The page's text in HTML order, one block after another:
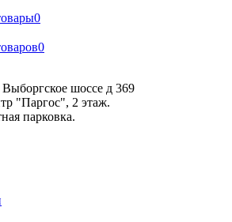
0
0
Выборгское шоссе д 369
"Паргос", 2 этаж.
парковка.